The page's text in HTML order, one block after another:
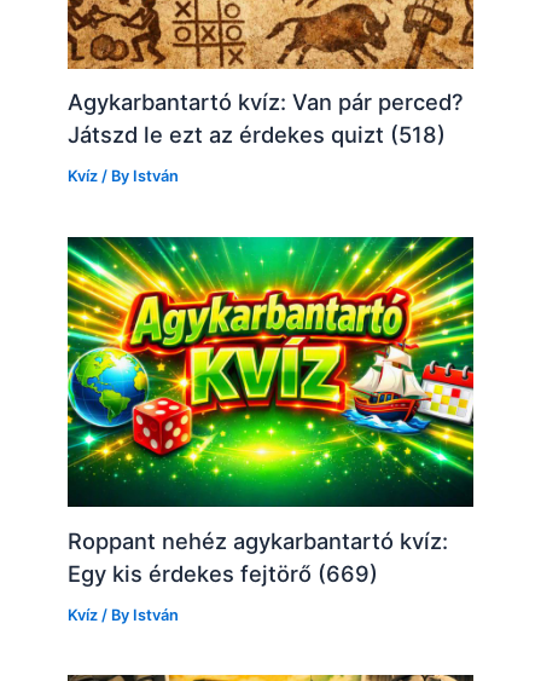
Agykarbantartó kvíz: Van pár perced?
Játszd le ezt az érdekes quizt (518)
Kvíz / By István
Roppant nehéz agykarbantartó kvíz:
Egy kis érdekes fejtörő (669)
Kvíz / By István